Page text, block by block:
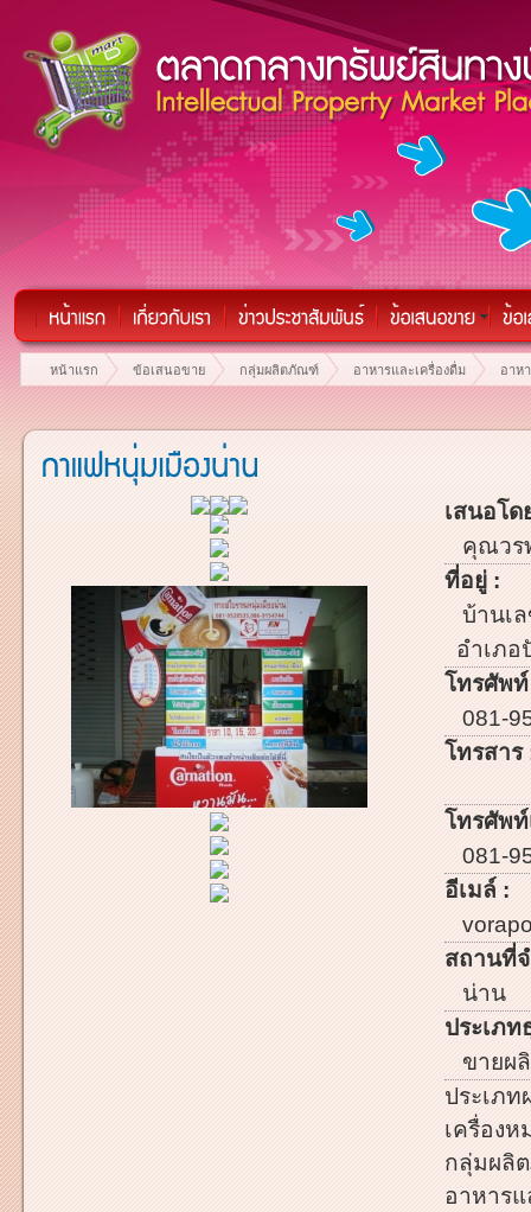
หน้าแรก ข้อเสนอขาย กลุ่มผลิตภัณฑ์ อาหารและเครื่องดื่ม อาห
เสนอโด
คุณวร
ที่อยู่ :
บ้านเ
อำเภอ
โทรศัพ
081-
โทรสาร
โทรศัพ
081-
อีเมล์ :
สถานที่
น่าน
ประเภท
ขายผ
ประเภท
เครื่องห
กลุ่มผลิ
อาหารแ